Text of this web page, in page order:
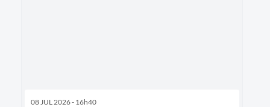
08 JUL 2026 - 16h40